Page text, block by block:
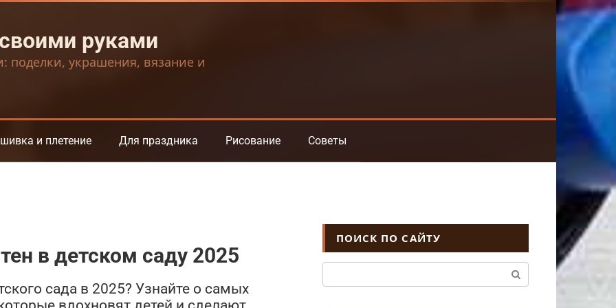
руками
поделки, украшения, вязание и
и плетение Для праздника Рисование Советы
в детском саду 2025
сада в 2025? Узнайте о самых
ПОИСК ПО САЙТУ